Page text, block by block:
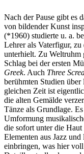
Nach der Pause gibt es
von bildender Kunst
(*1960) studierte u. a.
Lehrer als Vaterfigur,
unterhielt. Zu Weltruhm
Schlag bei der ersten
Greek. Auch Three
berühmten Studien über
gleichen Zeit ist
die alten Gemälde
Tänze als Grundlage.
Umformung
die sofort unter die
Elementen aus Jazz
einbringen, was hier